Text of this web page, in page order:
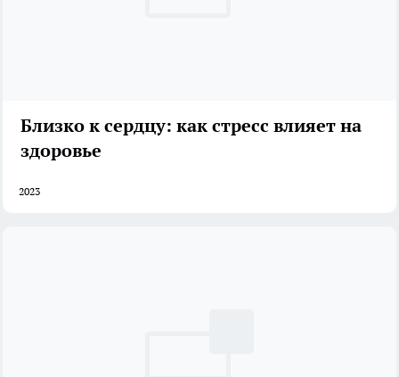
Близко к сердцу: как стресс влияет на
здоровье
2023